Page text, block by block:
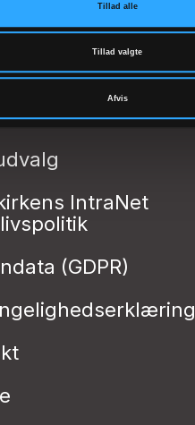
Tillad alle
Tillad valgte
Afvis
IntraNet
(GDPR)